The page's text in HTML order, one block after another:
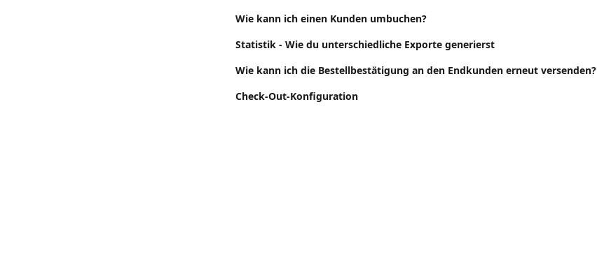
Wie kann ich einen Kunden umbuchen?
Statistik - Wie du unterschiedliche Exporte generierst
Wie kann ich die Bestellbestätigung an den Endkunden erneut versenden?
Check-Out-Konfiguration